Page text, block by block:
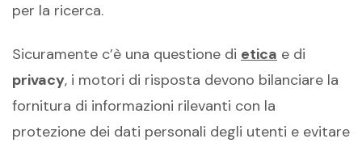
per la ricerca.
Sicuramente c’è una questione di etica e di
privacy, i motori di risposta devono bilanciare la
fornitura di informazioni rilevanti con la
protezione dei dati personali degli utenti e evitare